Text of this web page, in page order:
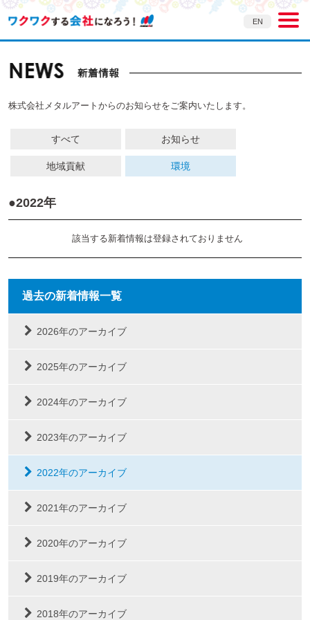
EN
株式会社メタルアートからのお知らせをご案内いたします。
すべて お知らせ
地域貢献 環境
●2022年
該当する新着情報は登録されておりません
過去の新着情報一覧
2026年のアーカイブ
2025年のアーカイブ
2024年のアーカイブ
2023年のアーカイブ
2022年のアーカイブ
2021年のアーカイブ
2020年のアーカイブ
2019年のアーカイブ
2018年のアーカイブ